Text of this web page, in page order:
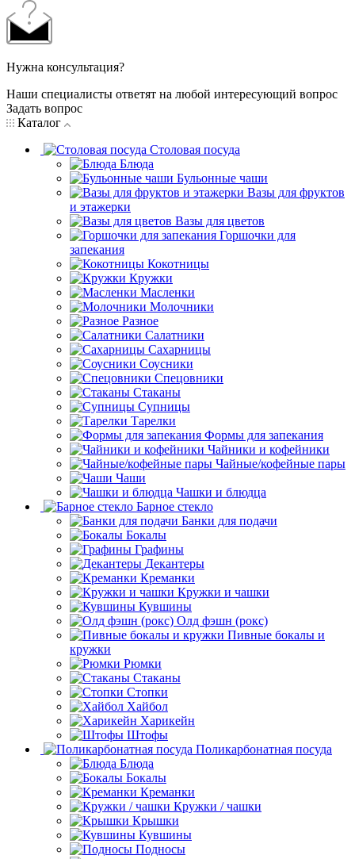
Нужна консультация?
Наши специалисты ответят на любой интересующий вопрос
Задать вопрос
Каталог
Столовая посуда
Блюда
Бульонные чаши
Вазы для фруктов
и этажерки
Вазы для цветов
Горшочки для
запекания
Кокотницы
Кружки
Масленки
Молочники
Разное
Салатники
Сахарницы
Соусники
Спецовники
Стаканы
Супницы
Тарелки
Формы для запекания
Чайники и кофейники
Чайные/кофейные пары
Чаши
Чашки и блюдца
Барное стекло
Банки для подачи
Бокалы
Графины
Декантеры
Креманки
Кружки и чашки
Кувшины
Олд фэшн (рокс)
Пивные бокалы и
кружки
Рюмки
Стаканы
Стопки
Хайбол
Харикейн
Штофы
Поликарбонатная посуда
Блюда
Бокалы
Креманки
Кружки / чашки
Крышки
Кувшины
Подносы